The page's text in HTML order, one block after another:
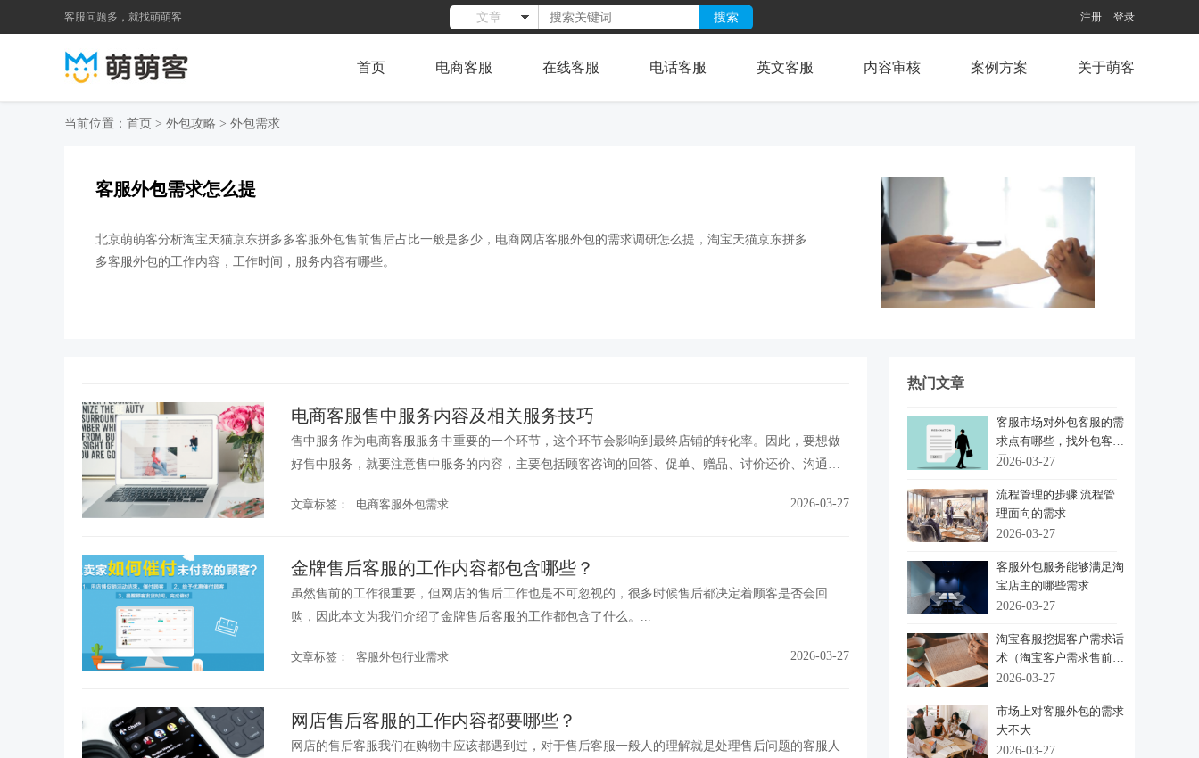
客服问题多，就找萌萌客 文章 搜索 注册 登录
首页 电商客服 在线客服 电话客服 英文客服 内容审核 案例方案 关于萌客
当前位置： 首页 > 外包攻略 > 外包需求
客服外包需求怎么提
北京萌萌客分析淘宝天猫京东拼多多客服外包售前售后占比一般是多少，电商网店客服外包的需求调研怎么提，淘宝天猫京东拼多
多客服外包的工作内容，工作时间，服务内容有哪些。
电商客服售中服务内容及相关服务技巧
售中服务作为电商客服服务中重要的一个环节，这个环节会影响到最终店铺的转化率。因此，要想做
好售中服务，就要注意售中服务的内容，主要包括顾客咨询的回答、促单、赠品、讨价还价、沟通语
文章标签：
电商客服外包需求 2026-03-27
金牌售后客服的工作内容都包含哪些？
虽然售前的工作很重要，但网店的售后工作也是不可忽视的，很多时候售后都决定着顾客是否会回
购，因此本文为我们介绍了金牌售后客服的工作都包含了什么。...
文章标签： 客服外包行业需求 2026-03-27
网店售后客服的工作内容都要哪些？
网店的售后客服我们在购物中应该都遇到过，对于售后客服一般人的理解就是处理售后问题的客服人
热门文章
客服市场对外包客服的需
求点有哪些，找外包客服
需
2026-03-27
流程管理的步骤 流程管
理面向的需求
2026-03-27
客服外包服务能够满足淘
宝店主的哪些需求
2026-03-27
淘宝客服挖掘客户需求话
术（淘宝客户需求售前沟
通
2026-03-27
市场上对客服外包的需求
大不大
2026-03-27